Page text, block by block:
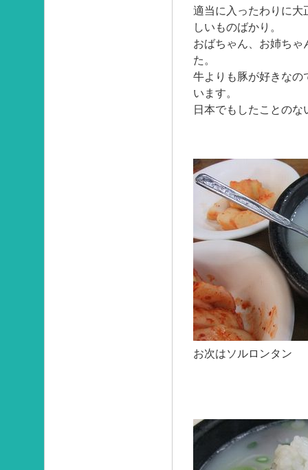
適当に入ったわりに大
しいものばかり。
おばちゃん、お姉ち
た。
牛よりも豚が好きなの
います。
日本でもしたことの
お次はソルロンタン